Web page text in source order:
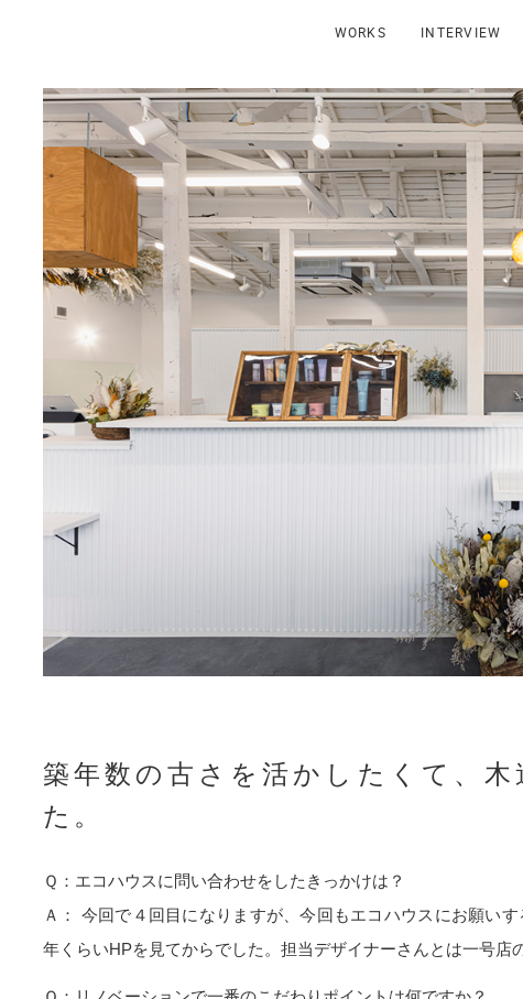
WORKS INTERVIEW
築年数の古さを活かしたくて、
た。
Ｑ：エコハウスに問い合わせをしたきっかけは？
Ａ： 今回で４回目になりますが、今回もエコハウスにお願い
年くらいHPを見てからでした。担当デザイナーさんとは一号店